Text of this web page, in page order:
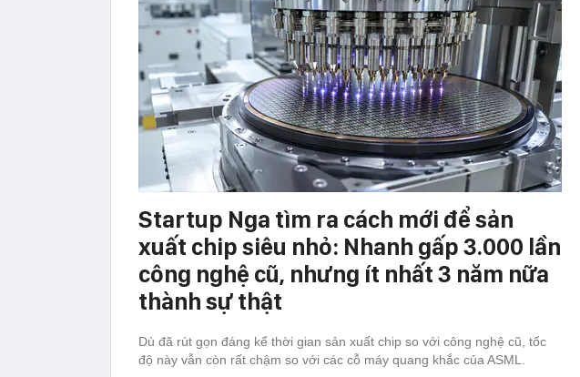
Startup Nga tìm ra cách mới để sản
xuất chip siêu nhỏ: Nhanh gấp 3.000 lần
công nghệ cũ, nhưng ít nhất 3 năm nữa
thành sự thật
Dù đã rút gọn đáng kể thời gian sản xuất chip so với công nghệ cũ, tốc
độ này vẫn còn rất chậm so với các cỗ máy quang khắc của ASML.